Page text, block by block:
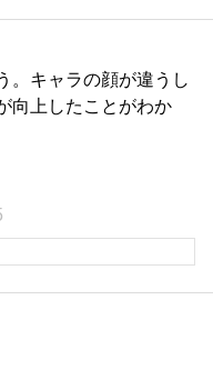
。キャラの顔が違うし
向上したことがわか